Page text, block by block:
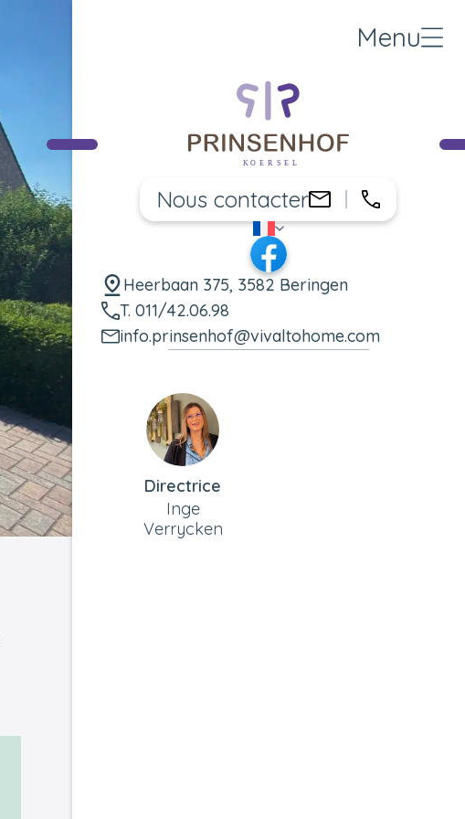
Menu
Nous contacter
011/
FR Changer de langue
Facebook
Heerbaan 375, 3582 Beringen
T. 011/42.06.98
info.prinsenhof@vivaltohome.com
Directrice
Inge
Verrycken